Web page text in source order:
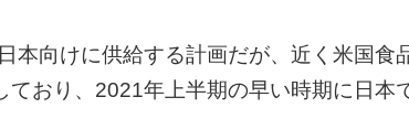
本向けに供給する計画だが、近く米国食
ており、2021年上半期の早い時期に日本